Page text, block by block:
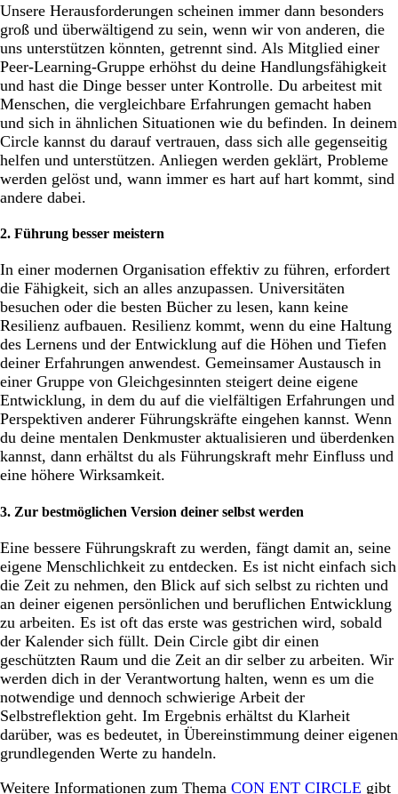
Unsere Herausforderungen scheinen immer dann besonders
groß und überwältigend zu sein, wenn wir von anderen, die
uns unterstützen könnten, getrennt sind. Als Mitglied einer
Peer-Learning-Gruppe erhöhst du deine Handlungsfähigkeit
und hast die Dinge besser unter Kontrolle. Du arbeitest mit
Menschen, die vergleichbare Erfahrungen gemacht haben
und sich in ähnlichen Situationen wie du befinden. In deinem
Circle kannst du darauf vertrauen, dass sich alle gegenseitig
helfen und unterstützen. Anliegen werden geklärt, Probleme
werden gelöst und, wann immer es hart auf hart kommt, sind
andere dabei.
2. Führung besser meistern
In einer modernen Organisation effektiv zu führen, erfordert
die Fähigkeit, sich an alles anzupassen. Universitäten
besuchen oder die besten Bücher zu lesen, kann keine
Resilienz aufbauen. Resilienz kommt, wenn du eine Haltung
des Lernens und der Entwicklung auf die Höhen und Tiefen
deiner Erfahrungen anwendest. Gemeinsamer Austausch in
einer Gruppe von Gleichgesinnten steigert deine eigene
Entwicklung, in dem du auf die vielfältigen Erfahrungen und
Perspektiven anderer Führungskräfte eingehen kannst. Wenn
du deine mentalen Denkmuster aktualisieren und überdenken
kannst, dann erhältst du als Führungskraft mehr Einfluss und
eine höhere Wirksamkeit.
3. Zur bestmöglichen Version deiner selbst werden
Eine bessere Führungskraft zu werden, fängt damit an, seine
eigene Menschlichkeit zu entdecken. Es ist nicht einfach sich
die Zeit zu nehmen, den Blick auf sich selbst zu richten und
an deiner eigenen persönlichen und beruflichen Entwicklung
zu arbeiten. Es ist oft das erste was gestrichen wird, sobald
der Kalender sich füllt. Dein Circle gibt dir einen
geschützten Raum und die Zeit an dir selber zu arbeiten. Wir
werden dich in der Verantwortung halten, wenn es um die
notwendige und dennoch schwierige Arbeit der
Selbstreflektion geht. Im Ergebnis erhältst du Klarheit
darüber, was es bedeutet, in Übereinstimmung deiner eigenen
grundlegenden Werte zu handeln.
Weitere Informationen zum Thema CON ENT CIRCLE gibt